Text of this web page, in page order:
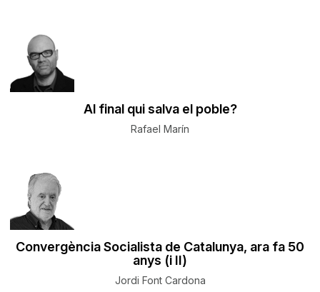
Al final qui salva el poble?
Rafael Marín
Convergència Socialista de Catalunya, ara fa 50
anys (i II)
Jordi Font Cardona